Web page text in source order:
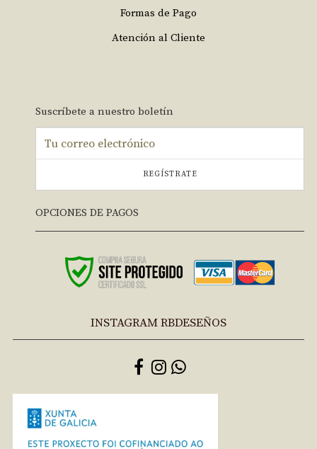
Formas de Pago
Atención al Cliente
Suscríbete a nuestro boletín
REGÍSTRATE
OPCIONES DE PAGOS
INSTAGRAM RBDESEÑOS